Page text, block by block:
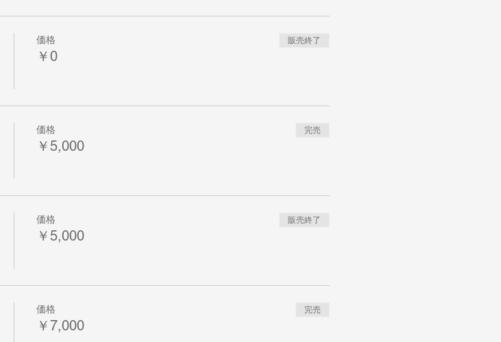
価格
￥0
販売終了
価格
￥5,000
完売
価格
￥5,000
販売終了
価格
￥7,000
完売